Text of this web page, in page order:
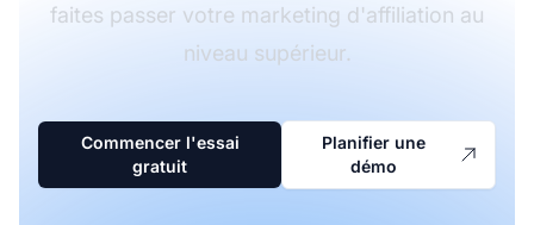
faites passer votre marketing d'affiliation au
niveau supérieur.
Commencer l'essai
gratuit
Planifier une
démo